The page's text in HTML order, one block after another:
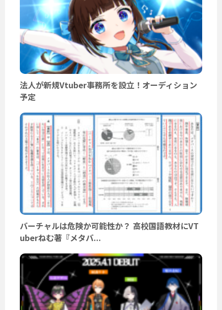
法人が新規Vtuber事務所を設立！オーディション
予定
バーチャルは危険か可能性か？ 高校国語教材にVT
uberねむ著『メタバ...